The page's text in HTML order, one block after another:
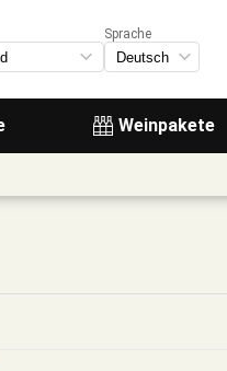
Weinpakete
Sprache